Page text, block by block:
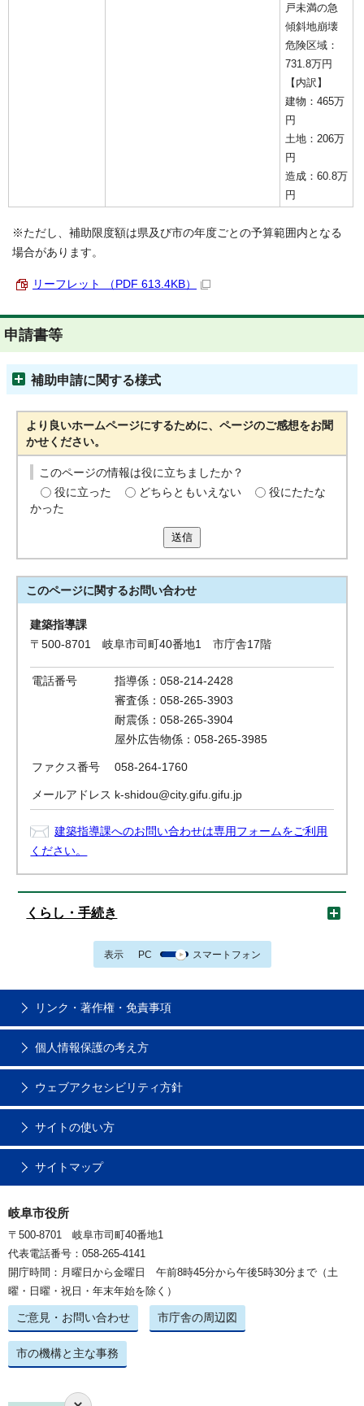
戸未満の急
傾斜地崩壊
危険区域：
731.8万円
【内訳】
建物：465万
円
土地：206万
円
造成：60.8万
円
※ただし、補助限度額は県及び市の年度ごとの予算範囲内となる
場合があります。
リーフレット （PDF 613.4KB）
申請書等
補助申請に関する様式
より良いホームページにするために、ページのご感想をお聞
かせください。
このページの情報は役に立ちましたか？
役に立った
どちらともいえない
役にたたな
かった
送信
このページに関するお問い合わせ
建築指導課
〒500-8701 岐阜市司町40番地1 市庁舎17階
電話番号
指導係：058-214-2428
審査係：058-265-3903
耐震係：058-265-3904
屋外広告物係：058-265-3985
ファクス番号 058-264-1760
メールアドレス k-shidou@city.gifu.gifu.jp
建築指導課へのお問い合わせは専用フォームをご利用
ください。
くらし・手続き
表示 PC スマートフォン
リンク・著作権・免責事項
個人情報保護の考え方
ウェブアクセシビリティ方針
サイトの使い方
サイトマップ
岐阜市役所
〒500-8701 岐阜市司町40番地1
代表電話番号：058-265-4141
開庁時間：月曜日から金曜日 午前8時45分から午後5時30分まで（土
曜・日曜・祝日・年末年始を除く）
ご意見・お問い合わせ 市庁舎の周辺図
市の機構と主な事務